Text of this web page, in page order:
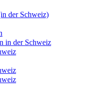
der Schweiz)
in der Schweiz